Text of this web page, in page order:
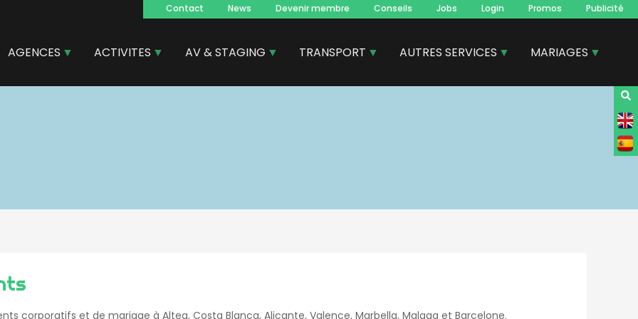
Navegacion
principal
Contact News Devenir membre Conseils Jobs Login Promos Publicité
AGENCES ACTIVITES AV & STAGING TRANSPORT AUTRES SERVICES MARIAGES
corporatifs et de mariage à Altea, Costa Blanca, Alicante, Valence, Marbella, Malaga et Barcelone.